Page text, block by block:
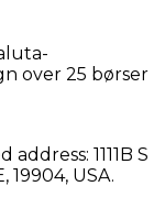
over 25 børser
1111B S
19904, USA.